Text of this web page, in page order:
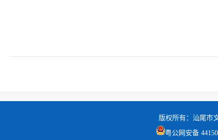
版权所有：汕尾市
粤公网安备